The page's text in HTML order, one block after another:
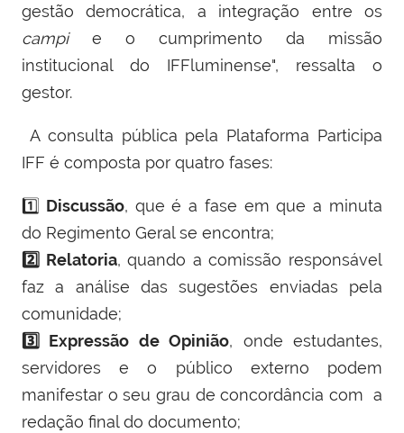
gestão democrática, a integração entre os
campie o cumprimento da missão
institucional do IFFluminense", ressalta o
gestor.
A consulta pública pela Plataforma Participa
IFF é composta por quatro fases:
1️⃣ Discussão, que é a fase em que a minuta
do Regimento Geral se encontra;
2️⃣ Relatoria, quando a comissão responsável
faz a análise das sugestões enviadas pela
comunidade;
3️⃣ Expressão de Opinião, onde estudantes,
servidores e o público externo podem
manifestar o seu grau de concordância com a
redação final do documento;